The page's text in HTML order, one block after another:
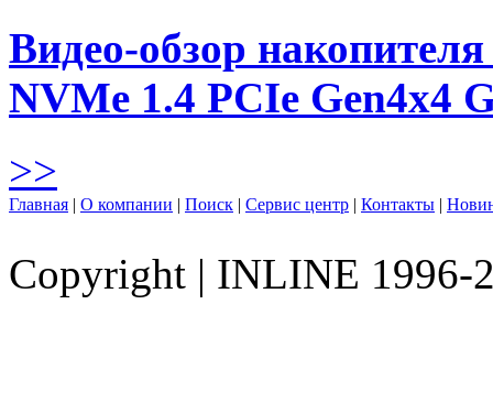
Видео-обзор
NVMe 1.4 PCIe Gen4х4
>>
Главная | О компании | Поиск | Сервис центр | Контакты |
Copyright | INLINE 1996-